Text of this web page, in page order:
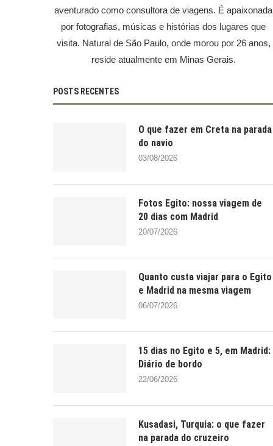
aventurado como consultora de viagens. É apaixonada
por fotografias, músicas e histórias dos lugares que
visita. Natural de São Paulo, onde morou por 26 anos,
reside atualmente em Minas Gerais.
POSTS RECENTES
O que fazer em Creta na parada
do navio
03/08/2026
Fotos Egito: nossa viagem de
20 dias com Madrid
20/07/2026
Quanto custa viajar para o Egito
e Madrid na mesma viagem
06/07/2026
15 dias no Egito e 5, em Madrid:
Diário de bordo
22/06/2026
Kusadasi, Turquia: o que fazer
na parada do cruzeiro